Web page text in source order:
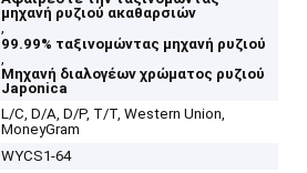
μηχανή ρυζιού ακαθαρσιών
,
99.99% ταξινομώντας μηχανή ρυζιού
,
Μηχανή διαλογέων χρώματος ρυζιού
Japonica
L/C, D/A, D/P, T/T, Western Union,
MoneyGram
WYCS1-64